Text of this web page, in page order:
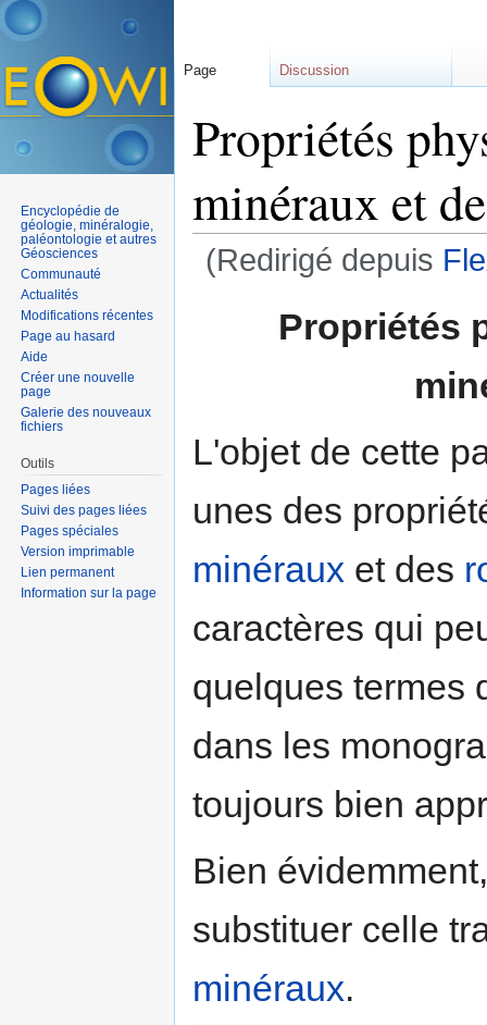
Propriétés
minéraux et
(Redirigé depuis
Propriétés
L'objet de cette
unes des
minéraux et des
caractères qui
quelques termes
dans les
toujours bien
Bien
substituer celle
minéraux.
Page Discussion
Encyclopédie de
géologie, minéralogie,
paléontologie et autres
Géosciences
Communauté
Actualités
Modifications récentes
Page au hasard
Aide
Créer une nouvelle
page
Galerie des nouveaux
fichiers
Outils
Pages liées
Suivi des pages liées
Pages spéciales
Version imprimable
Lien permanent
Information sur la page